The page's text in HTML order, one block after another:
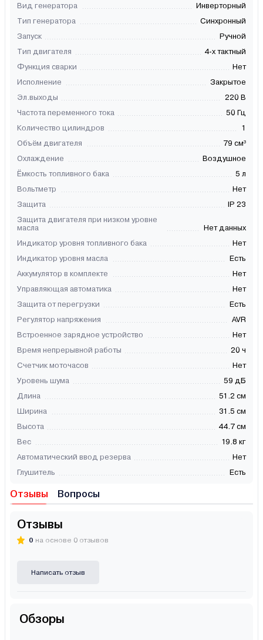
Вид генератора
Инверторный
Тип генератора
Синхронный
Запуск
Ручной
Тип двигателя
4-х тактный
Функция сварки
Нет
Исполнение
Закрытое
Эл.выходы
220 В
Частота переменного тока
50 Гц
Количество цилиндров
1
Объём двигателя
79 см³
Охлаждение
Воздушное
Ёмкость топливного бака
5 л
Вольтметр
Нет
Защита
IP 23
Защита двигателя при низком уровне
масла
Нет данных
Индикатор уровня топливного бака
Нет
Индикатор уровня масла
Есть
Аккумулятор в комплекте
Нет
Управляющая автоматика
Нет
Защита от перегрузки
Есть
Регулятор напряжения
AVR
Встроенное зарядное устройство
Нет
Время непрерывной работы
20 ч
Счетчик моточасов
Нет
Уровень шума
59 дБ
Длина
51.2 см
Ширина
31.5 см
Высота
44.7 см
Вес
19.8 кг
Автоматический ввод резерва
Нет
Глушитель
Есть
Отзывы Вопросы
Отзывы
0 на основе 0 отзывов
Написать отзыв
Обзоры